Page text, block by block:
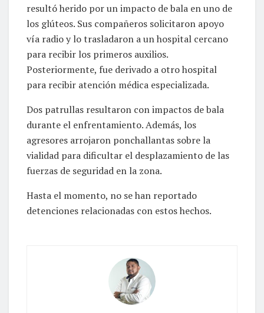
resultó herido por un impacto de bala en uno de
los glúteos. Sus compañeros solicitaron apoyo
vía radio y lo trasladaron a un hospital cercano
para recibir los primeros auxilios.
Posteriormente, fue derivado a otro hospital
para recibir atención médica especializada.
Dos patrullas resultaron con impactos de bala
durante el enfrentamiento. Además, los
agresores arrojaron ponchallantas sobre la
vialidad para dificultar el desplazamiento de las
fuerzas de seguridad en la zona.
Hasta el momento, no se han reportado
detenciones relacionadas con estos hechos.